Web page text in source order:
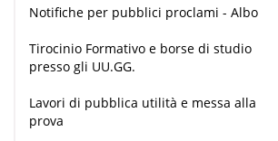
Notifiche per pubblici proclami - Albo
Tirocinio Formativo e borse di studio
presso gli UU.GG.
Lavori di pubblica utilità e messa alla
prova